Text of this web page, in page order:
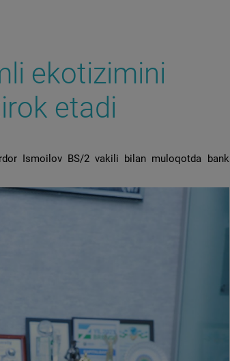
ekotizimini
etadi
Ismoilov BS/2 vakili bilan muloqotda bank